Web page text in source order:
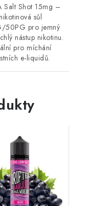
Salt Shot 15mg –
sůl
50PG pro jemný
nástup nikotinu.
pro míchání
e-liquidů.